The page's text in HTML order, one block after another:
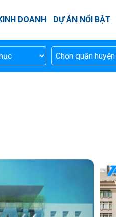
DOANH DỰ ÁN NỔI BẬT
Chọn quận huyện